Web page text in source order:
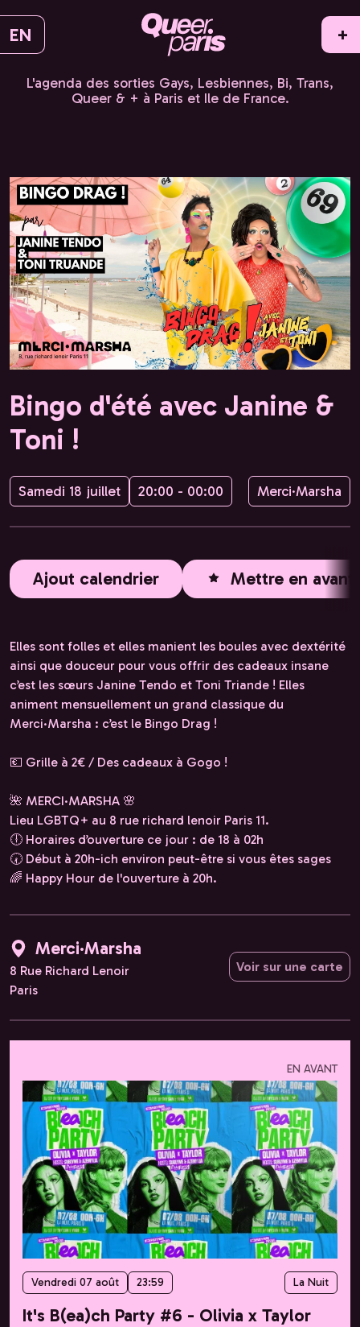
EN +
L'agenda des sorties Gays, Lesbiennes, Bi, Trans,
Queer & + à Paris et Ile de France.
Bingo d'été avec Janine &
Toni !
Samedi 18 juillet 20:00 - 00:00 Merci·Marsha
Ajout calendrier Mettre en avant
Elles sont folles et elles manient les boules avec dextérité
ainsi que douceur pour vous offrir des cadeaux insane
c’est les sœurs Janine Tendo et Toni Triande ! Elles
animent mensuellement un grand classique du
Merci·Marsha : c’est le Bingo Drag !
💶 Grille à 2€ / Des cadeaux à Gogo !
🌺 MERCI·MARSHA 🌸
Lieu LGBTQ+ au 8 rue richard lenoir Paris 11.
🕕 Horaires d’ouverture ce jour : de 18 à 02h
🕢 Début à 20h-ich environ peut-être si vous êtes sages
🌈 Happy Hour de l'ouverture à 20h.
Merci·Marsha
8 Rue Richard Lenoir
Paris
Voir sur une carte
EN AVANT
Vendredi 07 août 23:59 La Nuit
It's B(ea)ch Party #6 - Olivia x Taylor